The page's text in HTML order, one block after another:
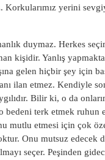
yerini
duymaz. Herkes
kişidir. Yanlış
gelen hiçbir şey için
ilan etmez. Kendiyle
Bilir ki, o da
bedeni terk etmek ruhun
mutlu etmesi için çok
Onu mutsuz edecek
seçer. Peşinden